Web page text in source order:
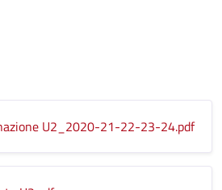
U2_2020-21-22-23-24.pdf